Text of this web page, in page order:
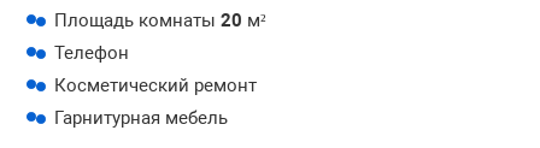
Площадь комнаты 20 м²
Телефон
Косметический ремонт
Гарнитурная мебель